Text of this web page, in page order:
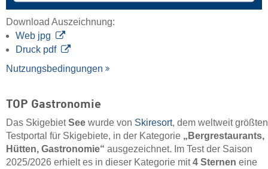
Download Auszeichnung:
Web jpg
Druck pdf
Nutzungsbedingungen
TOP Gastronomie
Das SkigebietSee wurde von Skiresort, dem weltweit größten
Testportal für Skigebiete, in der Kategorie „Bergrestaurants,
Hütten, Gastronomie“ ausgezeichnet. Im Test der Saison
2025/2026 erhielt es in dieser Kategorie mit4 Sternen eine